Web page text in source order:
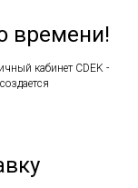
времени!
кабинет CDEK -